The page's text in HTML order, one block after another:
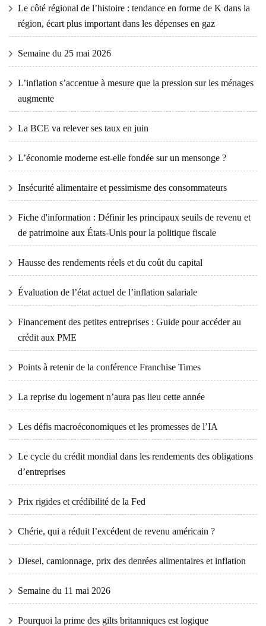
Le côté régional de l’histoire : tendance en forme de K dans la
région, écart plus important dans les dépenses en gaz
Semaine du 25 mai 2026
L’inflation s’accentue à mesure que la pression sur les ménages
augmente
La BCE va relever ses taux en juin
L’économie moderne est-elle fondée sur un mensonge ?
Insécurité alimentaire et pessimisme des consommateurs
Fiche d'information : Définir les principaux seuils de revenu et
de patrimoine aux États-Unis pour la politique fiscale
Hausse des rendements réels et du coût du capital
Évaluation de l’état actuel de l’inflation salariale
Financement des petites entreprises : Guide pour accéder au
crédit aux PME
Points à retenir de la conférence Franchise Times
La reprise du logement n’aura pas lieu cette année
Les défis macroéconomiques et les promesses de l’IA
Le cycle du crédit mondial dans les rendements des obligations
d’entreprises
Prix ​​​​rigides et crédibilité de la Fed
Chérie, qui a réduit l’excédent de revenu américain ?
Diesel, camionnage, prix des denrées alimentaires et inflation
Semaine du 11 mai 2026
Pourquoi la prime des gilts britanniques est logique